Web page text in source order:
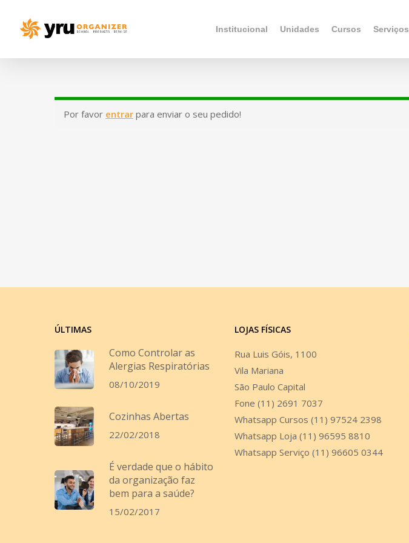
Institucional Unidades Cursos Serviços
Por favor entrar para enviar o seu pedido!
ÚLTIMAS
Como Controlar as
Alergias Respiratórias
08/10/2019
Cozinhas Abertas
22/02/2018
É verdade que o hábito
da organização faz
bem para a saúde?
15/02/2017
LOJAS FÍSICAS
Rua Luis Góis, 1100
Vila Mariana
São Paulo Capital
Fone (11) 2691 7037
Whatsapp Cursos (11) 97524 2398
Whatsapp Loja (11) 96595 8810
Whatsapp Serviço (11) 96605 0344